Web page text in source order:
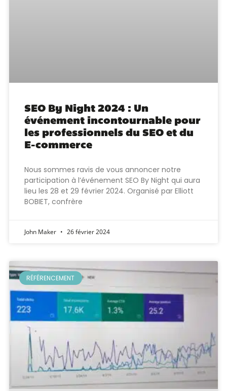
SEO By Night 2024 : Un
événement incontournable pour
les professionnels du SEO et du
E-commerce
Nous sommes ravis de vous annoncer notre
participation à l’événement SEO By Night qui aura
lieu les 28 et 29 février 2024. Organisé par Elliott
BOBIET, confrère
John Maker 26 février 2024
RÉFÉRENCEMENT